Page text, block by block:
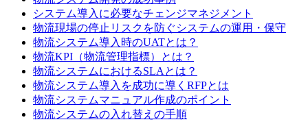
システム導入に必要なチェンジマネジメント
物流現場の停止リスクを防ぐシステムの運用・保守
物流システム導入時のUATとは？
物流KPI（物流管理指標）とは？
物流システムにおけるSLAとは？
物流システム導入を成功に導くRFPとは
物流システムマニュアル作成のポイント
物流システムの入れ替えの手順